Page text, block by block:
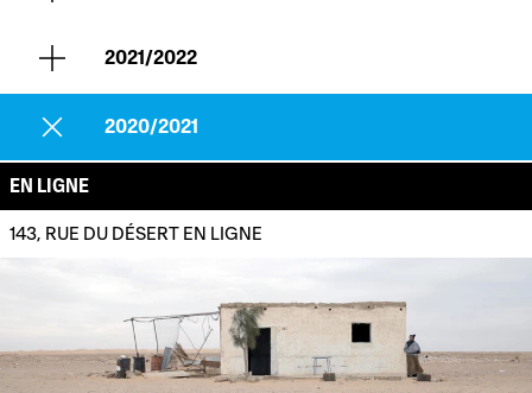
2021/2022
2020/2021
EN LIGNE
143, RUE DU DÉSERT EN LIGNE